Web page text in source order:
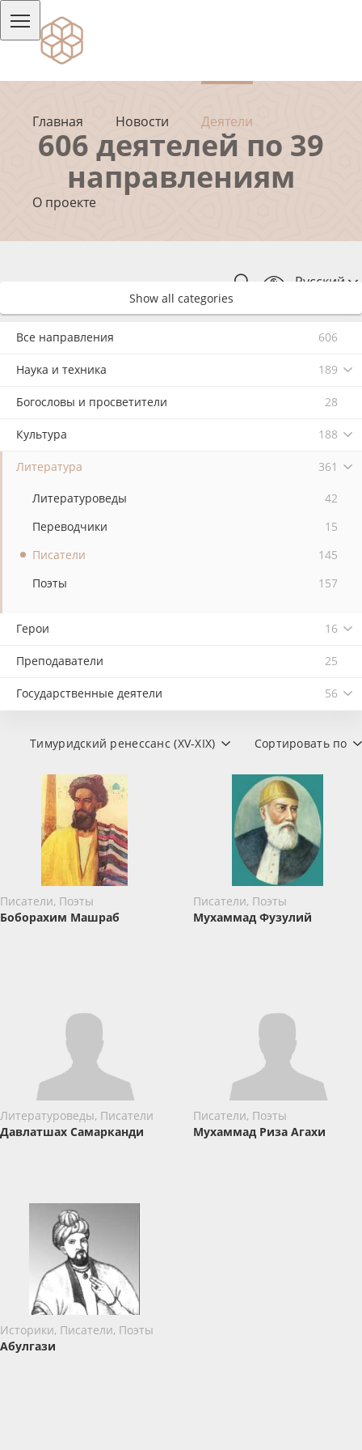
Главная Новости Деятели
О проекте
Русский
606 деятелей по 39
направлениям
Show all categories
Все направления 606
Наука и техника 189
Богословы и просветители 28
Культура 188
Литература 361
Литературоведы
42
Переводчики
15
Писатели
145
Поэты
157
Герои 16
Преподаватели 25
Государственные деятели 56
Сортировать по
Тимуридский ренессанс (XV-XIX)
Писатели, Поэты
Боборахим Машраб
Писатели, Поэты
Мухаммад Фузулий
Литературоведы, Писатели
Давлатшах Самарканди
Писатели, Поэты
Мухаммад Риза Агахи
Историки, Писатели, Поэты
Абулгази